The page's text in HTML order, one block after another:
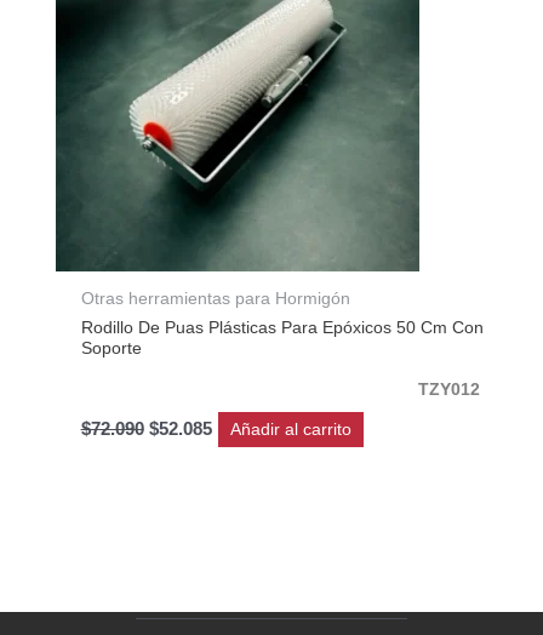
Otras herramientas para Hormigón
Rodillo De Puas Plásticas Para Epóxicos 50 Cm Con
Soporte
TZY012
$72.090 $52.085 Añadir al carrito